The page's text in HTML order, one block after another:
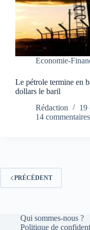
Economie-
Le pétrole termine en
dollars le baril
Rédaction
19
14 commentaires
PRÉCÉDENT
Qui sommes-nous ?
Politique de